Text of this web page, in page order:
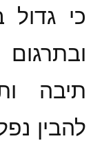
כי
תיבה
להבין